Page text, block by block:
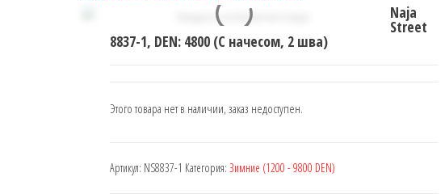
Naja
Street
8837-1, DEN: 4800 (C начесом, 2 шва)
Этого товара нет в наличии, заказ недоступен.
Артикул: NS8837-1 Категория: Зимние (1200 - 9800 DEN)